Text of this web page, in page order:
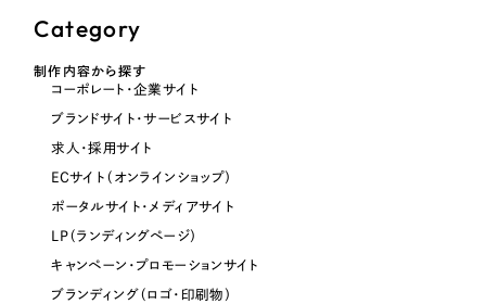
イエロー・黄色
グリーン・緑色
ブルー・青色
パープル・紫色
Category
制作内容から探す
コーポレート・企業サイト
ブランドサイト・サービスサイト
求人・採用サイト
ECサイト（オンラインショップ）
ポータルサイト・メディアサイト
LP（ランディングページ）
キャンペーン・プロモーションサイト
ブランディング（ロゴ・印刷物）